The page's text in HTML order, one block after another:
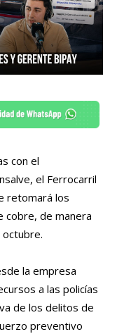
con el
el Ferrocarril
retomará los
cobre, de manera
la empresa
a las policías
de los delitos de
preventivo